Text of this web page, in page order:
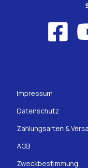
Impressum
Datenschutz
Zahlungsarten &
AGB
Zweckbestimmung